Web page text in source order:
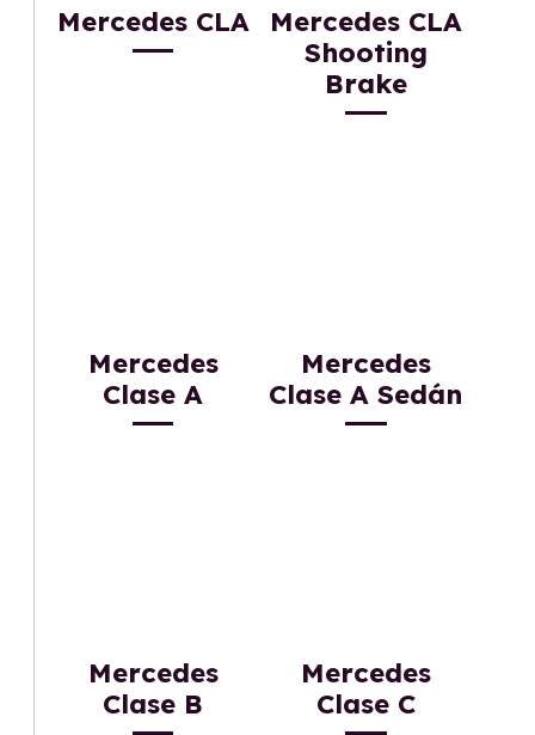
Mercedes CLA
Mercedes CLA
Shooting
Brake
Mercedes
Clase A
Mercedes
Clase A Sedán
Mercedes
Clase B
Mercedes
Clase C